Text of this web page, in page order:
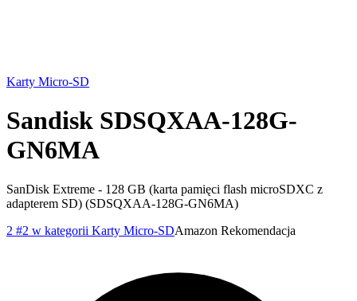
Karty Micro-SD
Sandisk SDSQXAA-128G-
GN6MA
SanDisk Extreme - 128 GB (karta pamięci flash microSDXC z
adapterem SD) (SDSQXAA-128G-GN6MA)
2 #2 w kategorii Karty Micro-SDAmazon Rekomendacja